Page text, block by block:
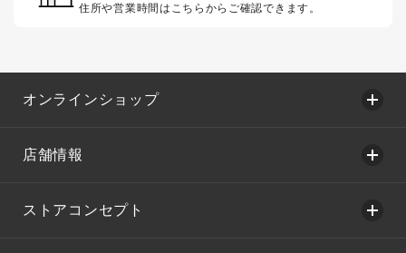
住所や営業時間はこちらからご確認できます。
オンラインショップ
店舗情報
ストアコンセプト